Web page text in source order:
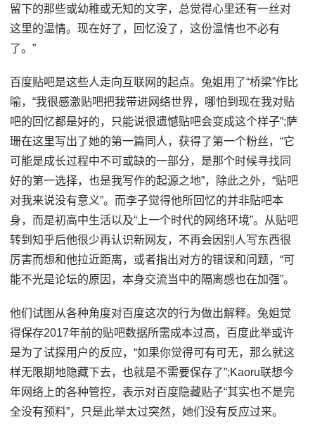
留下的那些或幼稚或无知的文字，总觉得心里还有一丝对
这里的温情。现在好了，回忆没了，这份温情也不必有
了。”
百度贴吧是这些人走向互联网的起点。兔姐用了“桥梁”作比
喻，“我很感激贴吧把我带进网络世界，哪怕到现在我对贴
吧的回忆都是好的，只能说很遗憾贴吧会变成这个样子”;萨
珊在这里写出了她的第一篇同人，获得了第一个粉丝，“它
可能是成长过程中不可或缺的一部分，是那个时候寻找同
好的第一选择，也是我写作的起源之地”，除此之外，“贴吧
对我来说没有意义”。而李子觉得他所回忆的并非贴吧本
身，而是初高中生活以及“上一个时代的网络环境”。从贴吧
转到知乎后他很少再认识新网友，不再会因别人写东西很
厉害而想和他拉近距离，或者指出对方的错误和问题，“可
能不光是论坛的原因，本身交流当中的隔离感也在加强”。
他们试图从各种角度对百度这次的行为做出解释。兔姐觉
得保存2017年前的贴吧数据所需成本过高，百度此举或许
是为了试探用户的反应，“如果你觉得可有可无，那么就这
样无限期地隐藏下去，也就是不需要保存了”;Kaoru联想今
年网络上的各种管控，表示对百度隐藏贴子“其实也不是完
全没有预料”，只是此举太过突然，她们没有反应过来。